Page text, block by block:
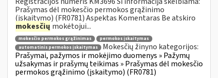
Prašymas dėl mokesčio permokos grąžinimo
(įskaitymo) (FR0781) Aspektas Komentaras Be atskiro
mokesčių mokėtojui...
mokesčio permokos grąžinimas
permokos įskaitymas
automatinis permokos įskaitymas
Mokesčių žinyno kategorijos:
Prašymai, pažymos ir mokėjimo duomenys » Pažymų
užsakymas ir prašymų teikimas » Prašymas dėl mokesčio
permokos grąžinimo (įskaitymo) (FR0781)